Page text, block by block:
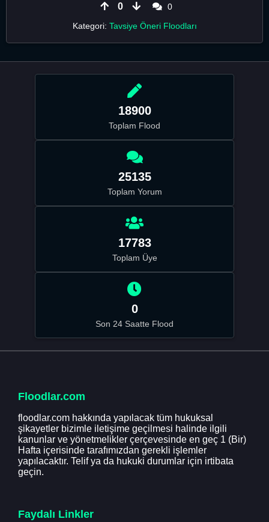
0
0
Kategori: Tavsiye Öneri Floodları
18900
Toplam Flood
25135
Toplam Yorum
17783
Toplam Üye
0
Son 24 Saatte Flood
Floodlar.com
floodlar.com hakkında yapılacak tüm hukuksal
şikayetler bizimle iletişime geçilmesi halinde ilgili
kanunlar ve yönetmelikler çerçevesinde en geç 1 (Bir)
Hafta içerisinde tarafımızdan gerekli işlemler
yapılacaktır. Telif ya da hukuki durumlar için irtibata
geçin.
Faydalı Linkler